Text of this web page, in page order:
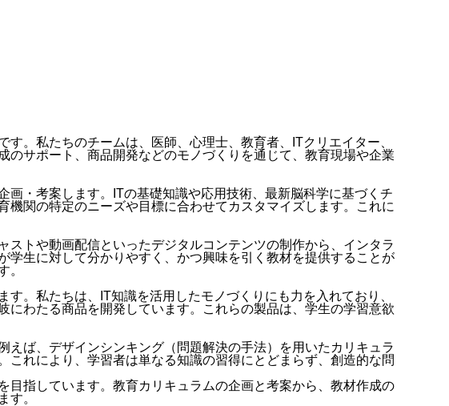
。私たちのチームは、医師、心理士、教育者、ITクリエイター、
サポート、商品開発などのモノづくりを通じて、教育現場や企業
・考案します。ITの基礎知識や応用技術、最新脳科学に基づくチ
関の特定のニーズや目標に合わせてカスタマイズします。これに
トや動画配信といったデジタルコンテンツの制作から、インタラ
生に対して分かりやすく、かつ興味を引く教材を提供することが
。
。私たちは、IT知識を活用したモノづくりにも力を入れており、
わたる商品を開発しています。これらの製品は、学生の学習意欲
ば、デザインシンキング（問題解決の手法）を用いたカリキュラ
れにより、学習者は単なる知識の習得にとどまらず、創造的な問
指しています。教育カリキュラムの企画と考案から、教材作成の
す。